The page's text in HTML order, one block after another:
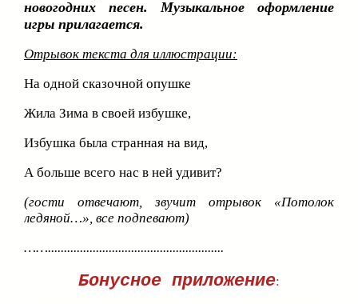
новогодних песен. Музыкальное оформление
игры прилагается.
Отрывок текста для иллюстрации:
На одной сказочной опушке
Жила Зима в своей избушке,
Избушка была странная на вид,
А больше всего нас в ней удивит?
(гости отвечают, звучит отрывок «Потолок
ледяной…», все подпевают)
…….......................................................
Бонусное приложение: